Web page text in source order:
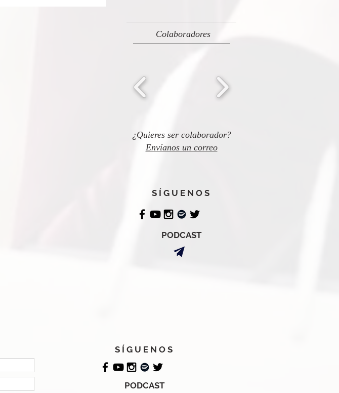
Colaboradores
¿Quieres ser colaborador?
Envíanos un correo
S Í G U E N O S
PODCAST
S Í G U E N O S
PODCAST